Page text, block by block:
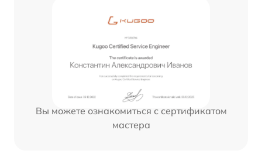
Вы можете ознакомиться с сертификатом
мастера